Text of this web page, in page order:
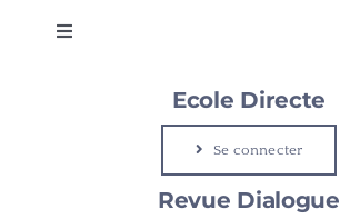
Toggle
Ecole Directe
Se connecter
Revue Dialogue